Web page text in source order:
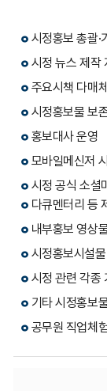
시정홍보 총괄·
시정 뉴스 제작
주요시책 다매
시정홍보물 보
홍보대사 운영
모바일메신저
시정 공식 소셜
다큐멘터리 등
내부홍보 영상
시정홍보시설물
시정 관련 각종
기타 시정홍보
공무원 직업체